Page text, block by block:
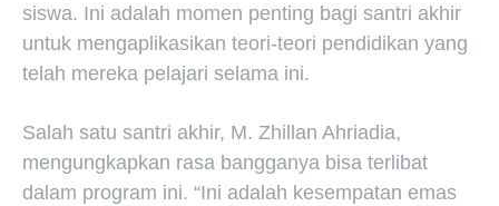
siswa. Ini adalah momen penting bagi santri akhir
untuk mengaplikasikan teori-teori pendidikan yang
telah mereka pelajari selama ini.
Salah satu santri akhir, M. Zhillan Ahriadia,
mengungkapkan rasa bangganya bisa terlibat
dalam program ini. “Ini adalah kesempatan emas